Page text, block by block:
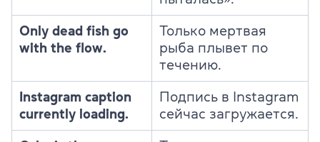
Only dead fish go
with the flow.
Только мертвая
рыба плывет по
течению.
Instagram caption
currently loading.
Подпись в Instagram
сейчас загружается.